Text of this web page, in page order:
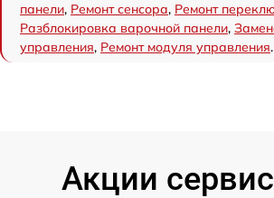
панели, Ремонт сенсора, Ремонт
Разблокировка варочной панели,
управления, Ремонт модуля управления.
Акции